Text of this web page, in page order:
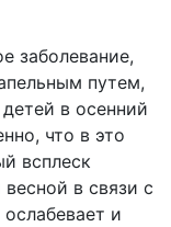
заболевание,
путем,
в осенний
что в это
всплеск
в связи с
и